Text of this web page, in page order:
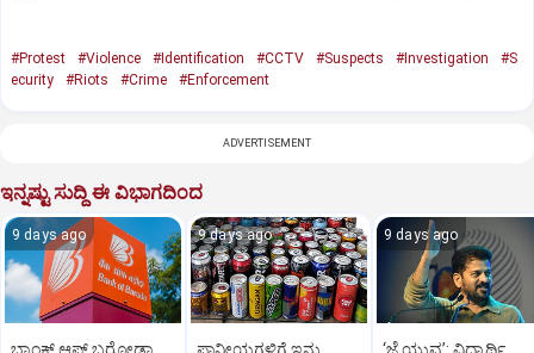
#Protest #Violence #Identification #CCTV #Suspects #Investigation
#S
ecurity
#Riots #Crime #Enforcement
ADVERTISEMENT
ಇನ್ನಷ್ಟು ಸುದ್ದಿ ಈ ವಿಭಾಗದಿಂದ
9 days ago 9 days ago 9 days ago